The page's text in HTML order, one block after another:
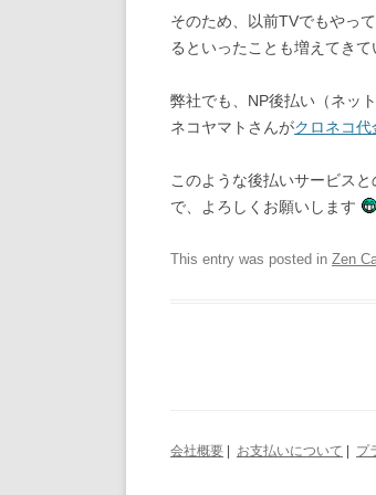
そのため、以前TVでもやっ
るといったことも増えてきて
弊社でも、NP後払い（ネッ
ネコヤマトさんがクロネコ代
このような後払いサービス
で、よろしくお願いします
This entry was posted in Zen
会社概要 お支払いについて プ